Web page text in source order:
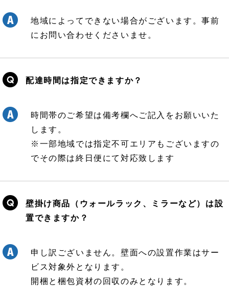
地域によってできない場合がございます。事前
にお問い合わせくださいませ。
配達時間は指定できますか？
時間帯のご希望は備考欄へご記入をお願いいた
します。
※一部地域では指定不可エリアもございますの
でその際は終日便にて対応致します
壁掛け商品（ウォールラック、ミラーなど）は設
置できますか？
申し訳ございません。壁面への設置作業はサー
ビス対象外となります。
開梱と梱包資材の回収のみとなります。